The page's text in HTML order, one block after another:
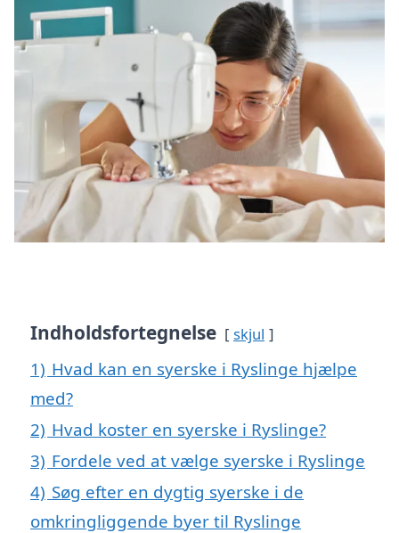
Indholdsfortegnelse skjul
1) Hvad kan en syerske i Ryslinge hjælpe
med?
2) Hvad koster en syerske i Ryslinge?
3) Fordele ved at vælge syerske i Ryslinge
4) Søg efter en dygtig syerske i de
omkringliggende byer til Ryslinge